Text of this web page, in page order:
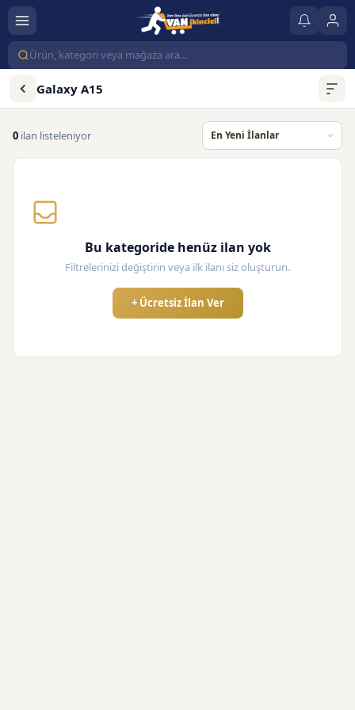
Galaxy A15
0 ilan listeleniyor
Bu kategoride henüz ilan yok
Filtrelerinizi değiştirin veya ilk ilanı siz oluşturun.
+ Ücretsiz İlan Ver